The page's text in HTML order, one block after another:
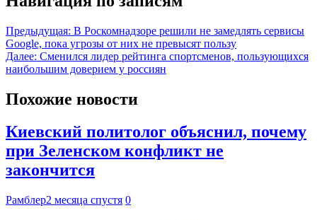
Предыдущая: В Роскомнадзоре решили не замедлять сервисы
Google, пока угрозы от них не превысят пользу
Далее: Сменился лидер рейтинга спортсменов, пользующихся
наибольшим доверием у россиян
Похожие новости
Киевский политолог объяснил, почему
при Зеленском конфликт не
закончится
Рамблер2 месяца спустя 0